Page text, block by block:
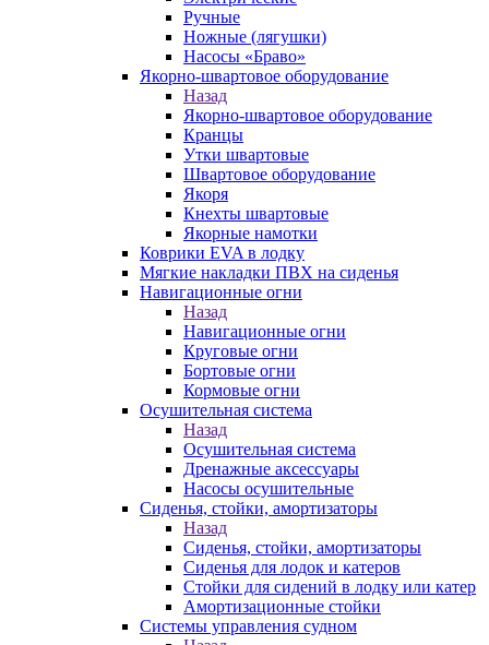
Ручные
Ножные (лягушки)
Насосы «Браво»
Якорно-швартовое оборудование
Назад
Якорно-швартовое оборудование
Кранцы
Утки швартовые
Швартовое оборудование
Якоря
Кнехты швартовые
Якорные намотки
Коврики EVA в лодку
Мягкие накладки ПВХ на сиденья
Навигационные огни
Назад
Навигационные огни
Круговые огни
Бортовые огни
Кормовые огни
Осушительная система
Назад
Осушительная система
Дренажные аксессуары
Насосы осушительные
Сиденья, стойки, амортизаторы
Назад
Сиденья, стойки, амортизаторы
Сиденья для лодок и катеров
Стойки для сидений в лодку или катер
Амортизационные стойки
Системы управления судном